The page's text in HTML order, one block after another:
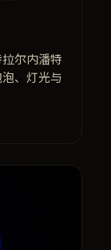
尔内潘特
、灯光与